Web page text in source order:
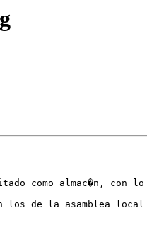
como almac�n,
los de la asamblea